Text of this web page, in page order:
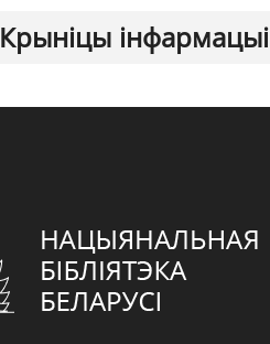
Крыніцы інфармацыі